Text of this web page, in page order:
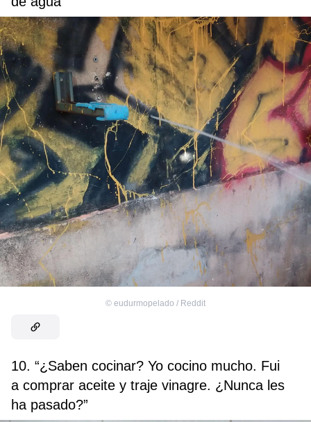
© eudurmopelado / Reddit
10. “¿Saben cocinar? Yo cocino mucho. Fui
a comprar aceite y traje vinagre. ¿Nunca les
ha pasado?”